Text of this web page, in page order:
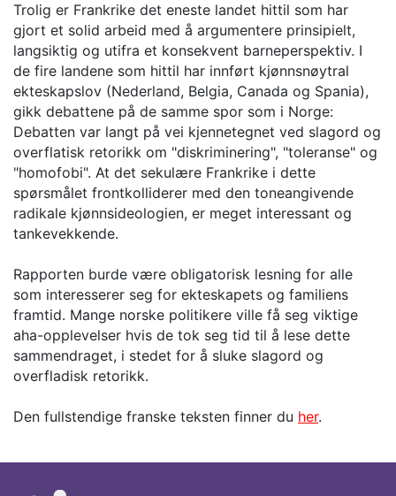
Trolig er Frankrike det eneste landet hittil som har
gjort et solid arbeid med å argumentere prinsipielt,
langsiktig og utifra et konsekvent barneperspektiv. I
de fire landene som hittil har innført kjønnsnøytral
ekteskapslov (Nederland, Belgia, Canada og Spania),
gikk debattene på de samme spor som i Norge:
Debatten var langt på vei kjennetegnet ved slagord og
overflatisk retorikk om "diskriminering", "toleranse" og
"homofobi". At det sekulære Frankrike i dette
spørsmålet frontkolliderer med den toneangivende
radikale kjønnsideologien, er meget interessant og
tankevekkende.
Rapporten burde være obligatorisk lesning for alle
som interesserer seg for ekteskapets og familiens
framtid. Mange norske politikere ville få seg viktige
aha-opplevelser hvis de tok seg tid til å lese dette
sammendraget, i stedet for å sluke slagord og
overfladisk retorikk.
Den fullstendige franske teksten finner du her.